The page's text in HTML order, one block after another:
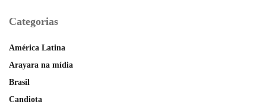
Categorias
América Latina
Arayara na mídia
Brasil
Candiota